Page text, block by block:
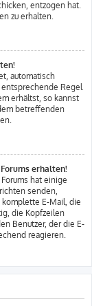
entzogen hat.
zu erhalten.
automatisch
Regel
erhältst, so kannst
betreffenden
erhalten!
hat einige
senden,
E-Mail, die
die Kopfzeilen
Benutzer, der die E-
reagieren.